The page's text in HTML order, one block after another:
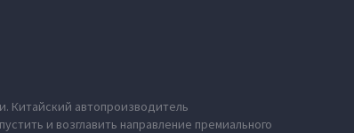
Китайский автопроизводитель
и возглавить направление премиального